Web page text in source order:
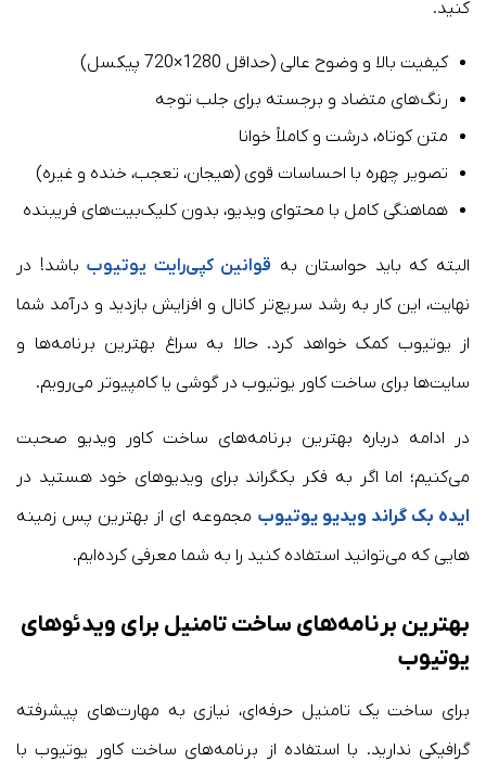
کنید.
کیفیت بالا و وضوح عالی (حداقل 1280×720 پیکسل)
رنگ‌های متضاد و برجسته برای جلب توجه
متن کوتاه، درشت و کاملاً خوانا
تصویر چهره با احساسات قوی (هیجان، تعجب، خنده و غیره)
هماهنگی کامل با محتوای ویدیو، بدون کلیک‌بیت‌های فریبنده
البته که باید حواستان به قوانین کپی‌رایت یوتیوبباشد! در
نهایت، این کار به رشد سریع‌تر کانال و افزایش بازدید و درآمد شما
از یوتیوب کمک خواهد کرد. حالا به سراغ بهترین برنامه‌ها و
سایت‌ها برای ساخت کاور یوتیوب در گوشی یا کامپیوتر می‌رویم.
در ادامه درباره بهترین برنامه‌های ساخت کاور ویدیو صحبت
می‌کنیم؛ اما اگر به فکر بکگراند برای ویدیوهای خود هستید در
ایده بک گراند ویدیو یوتیوب مجموعه ای از بهترین پس زمینه
هایی که می‌توانید استفاده کنید را به شما معرفی کرده‌ایم.
بهترین برنامه‌های ساخت تامنیل برای ویدئوهای
یوتیوب
برای ساخت یک تامنیل حرفه‌ای، نیازی به مهارت‌های پیشرفته
گرافیکی ندارید. با استفاده از برنامه‌های ساخت کاور یوتیوب با